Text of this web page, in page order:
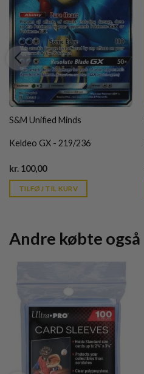
S&M Unified Minds
Keldeo GX - 219/236
kr. 100,00Current
is:
kr. 39,95.
TILFØJ TIL KURV
Andre købte også